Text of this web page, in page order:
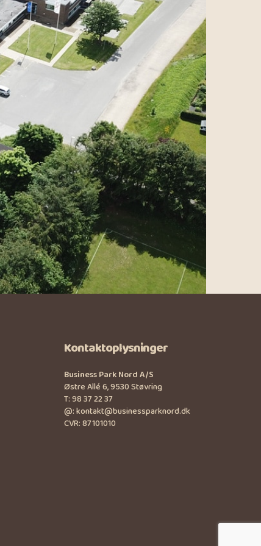
Kontaktoplysninger
Business Park Nord A/S
Østre Allé 6, 9530 Støvring
T:98 37 22 37
@:kontakt@businessparknord.dk
CVR: 87101010